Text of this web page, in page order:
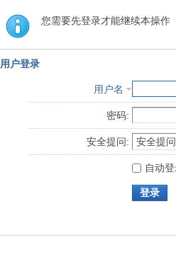
您需要先登录才能继续本操作
用户登录
用户名
密码:
安全提问:
自动
登录